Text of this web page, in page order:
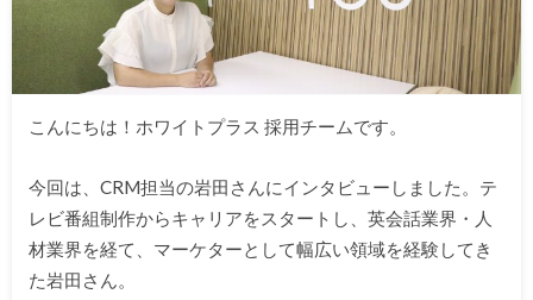
こんにちは！ホワイトプラス 採用チームです。
今回は、CRM担当の岩田さんにインタビューしました。テ
レビ番組制作からキャリアをスタートし、英会話業界・人
材業界を経て、マーケターとして幅広い領域を経験してき
た岩田さん。